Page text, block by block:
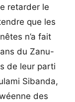
retarder le
que les
n’a fait
du Zanu-
de leur parti
Sibanda,
des